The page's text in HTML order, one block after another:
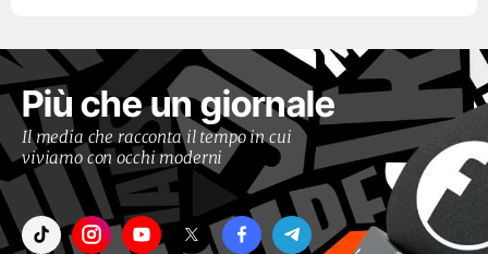
Più che un giornale
Il media che racconta il tempo in cui
viviamo con occhi moderni